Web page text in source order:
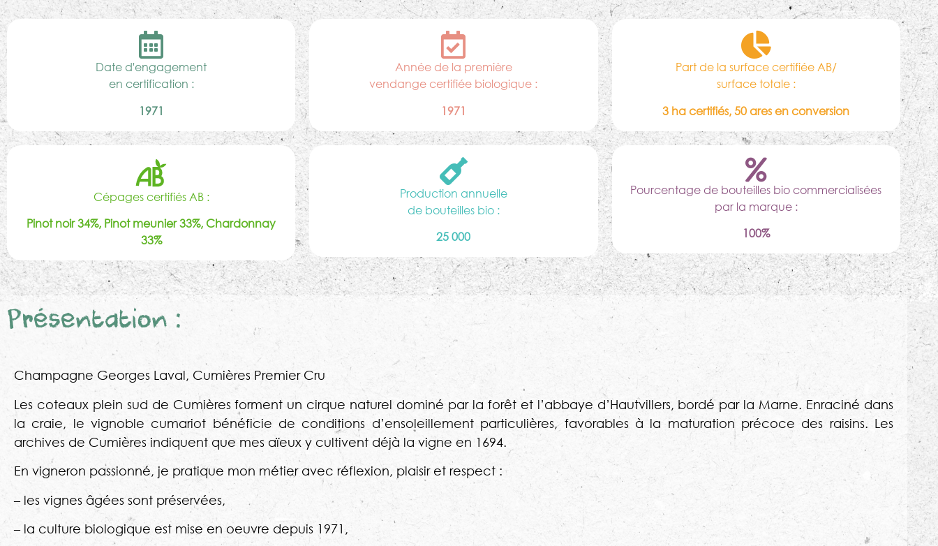
Date d'engagement
en certification :
1971
Année de la première
vendange certifiée biologique :
1971
Part de la surface certifiée AB/
surface totale :
3 ha certifiés, 50 ares en conversion
Cépages certifiés AB :
Pinot noir 34%, Pinot meunier 33%, Chardonnay
33%
Production annuelle
de bouteilles bio :
25 000
Pourcentage de bouteilles bio commercialisées
par la marque :
100%
Présentation :
Champagne Georges Laval, Cumières Premier Cru
Les coteaux plein sud de Cumières forment un cirque naturel dominé par la forêt et l’abbaye d’Hautvillers, bordé par la Marne. Enraciné dans
la craie, le vignoble cumariot bénéficie de conditions d’ensoleillement particulières, favorables à la maturation précoce des raisins. Les
archives de Cumières indiquent que mes aïeux y cultivent déjà la vigne en 1694.
En vigneron passionné, je pratique mon métier avec réflexion, plaisir et respect :
– les vignes âgées sont préservées,
– la culture biologique est mise en oeuvre depuis 1971,